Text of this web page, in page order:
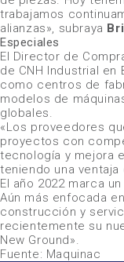
trabajamos
alianzas», subraya
Especiales
El Director de
de CNH Industrial en
como centros de
modelos de
globales.
«Los proveedores
proyectos con
tecnología y mejora
teniendo una ventaja
El año 2022 marca
Aún más enfocada
construcción y
recientemente su
New Ground».
Fuente: Maquinac